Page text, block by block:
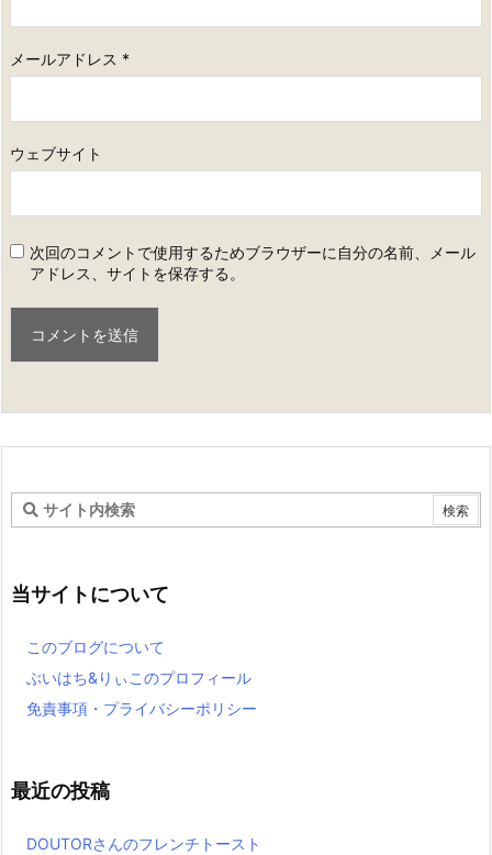
メールアドレス *
ウェブサイト
次回のコメントで使用するためブラウザーに自分の名前、メール
アドレス、サイトを保存する。
当サイトについて
このブログについて
ぶいはち&りぃこのプロフィール
免責事項・プライバシーポリシー
最近の投稿
DOUTORさんのフレンチトースト